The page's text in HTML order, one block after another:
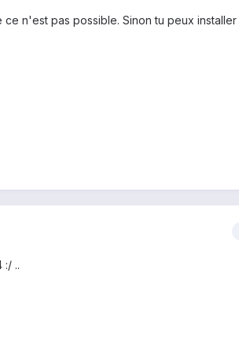
n'est pas possible. Sinon tu peux installer
:/ ..